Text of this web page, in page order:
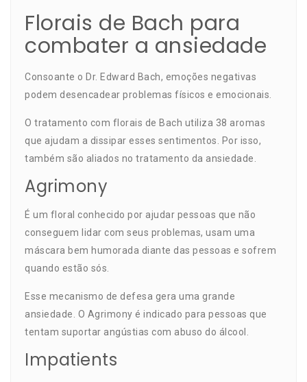
Florais de Bach para
combater a ansiedade
Consoante o Dr. Edward Bach, emoções negativas
podem desencadear problemas físicos e emocionais.
O tratamento com florais de Bach utiliza 38 aromas
que ajudam a dissipar esses sentimentos. Por isso,
também são aliados no tratamento da ansiedade.
Agrimony
É um floral conhecido por ajudar pessoas que não
conseguem lidar com seus problemas, usam uma
máscara bem humorada diante das pessoas e sofrem
quando estão sós.
Esse mecanismo de defesa gera uma grande
ansiedade. O Agrimony é indicado para pessoas que
tentam suportar angústias com abuso do álcool.
Impatients